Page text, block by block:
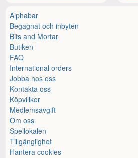
Alphabar
Begagnat och inbyten
Bits and Mortar
Butiken
FAQ
International orders
Jobba hos oss
Kontakta oss
Köpvillkor
Medlemsavgift
Om oss
Spellokalen
Tillgänglighet
Hantera cookies